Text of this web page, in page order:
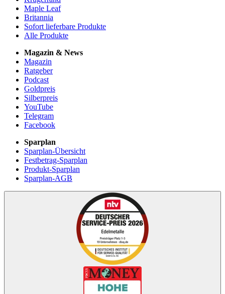
Maple Leaf
Britannia
Sofort lieferbare Produkte
Alle Produkte
Magazin & News
Magazin
Ratgeber
Podcast
Goldpreis
Silberpreis
YouTube
Telegram
Facebook
Sparplan
Sparplan-Übersicht
Festbetrag-Sparplan
Produkt-Sparplan
Sparplan-AGB